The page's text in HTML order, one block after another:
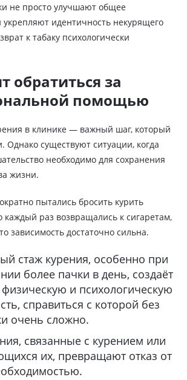
не просто улучшают общее
идентичность некурящего
к табаку психологически
обратиться за
помощью
в клинике — важный шаг, который
Однако существуют ситуации, когда
необходимо для сохранения
жизни.
пытались бросить курить
каждый раз возвращались к сигаретам,
зависимость достаточно сильна.
стаж курения, особенно при
более пачки в день, создаёт
и психологическую
справиться с которой без
очень сложно.
связанные с курением или
их, превращают отказ от